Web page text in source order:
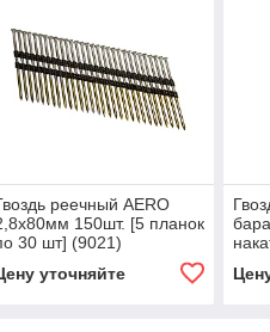
реечный AERO
150шт. [5 планок
30 шт] (9021)
уточняйте